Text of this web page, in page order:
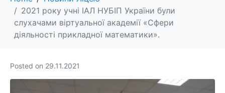
2021 року учні ІАЛ НУБІП України були
слухачами віртуальної академії «Сфери
діяльності прикладної математики».
Posted on 29.11.2021